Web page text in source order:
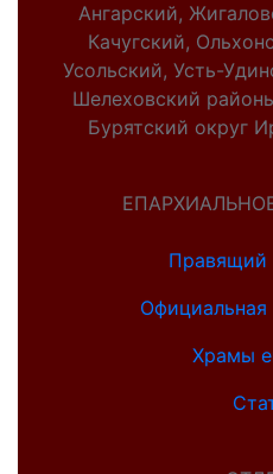
Ангарский,
Качугский,
Усольский, Усть-
Шелеховский
Бурятский округ
Правящий
Храмы